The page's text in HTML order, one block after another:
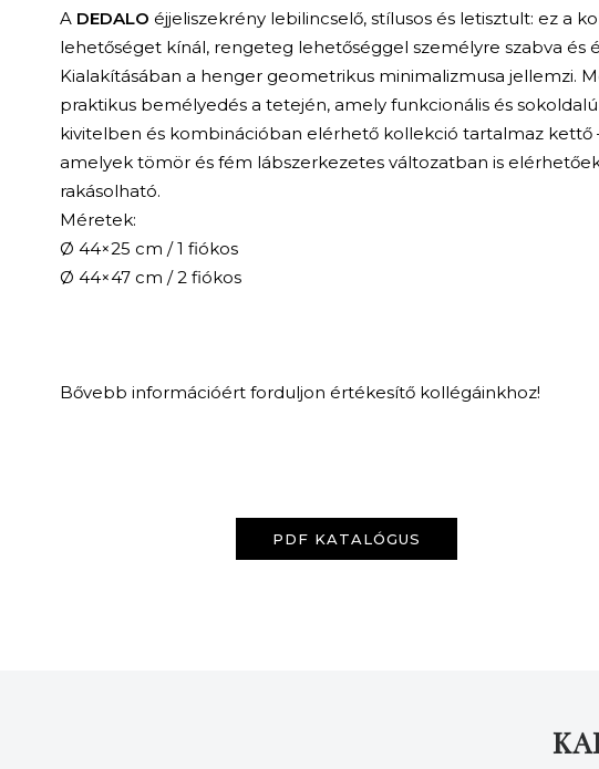
A DEDALO éjjeliszekrény lebilincselő, stílusos és letisztult: ez a
lehetőséget kínál, rengeteg lehetőséggel személyre szabva és
Kialakításában a henger geometrikus minimalizmusa jellemzi.
praktikus bemélyedés a tetején, amely funkcionális és
kivitelben és kombinációban elérhető kollekció tartalmaz kettő
amelyek tömör és fém lábszerkezetes változatban is
rakásolható.
Méretek:
Ø 44×25 cm / 1 fiókos
Ø 44×47 cm / 2 fiókos
Bővebb információért forduljon értékesítő kollégáinkhoz!
PDF KATALÓGUS